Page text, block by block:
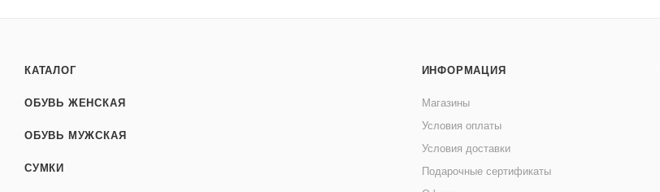
КАТАЛОГ
ОБУВЬ ЖЕНСКАЯ
ОБУВЬ МУЖСКАЯ
СУМКИ
ИНФОРМАЦИЯ
Магазины
Условия оплаты
Условия доставки
Подарочные сертификаты